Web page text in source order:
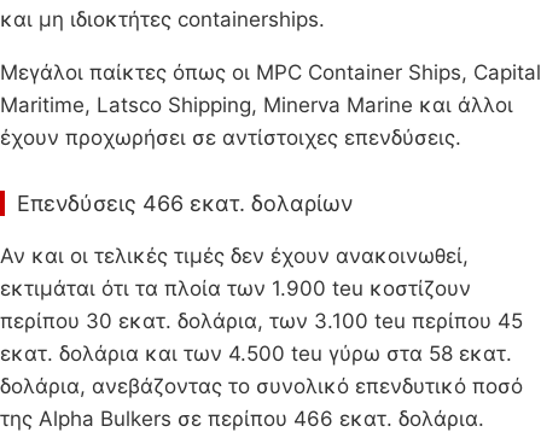
και μη ιδιοκτήτες containerships.
Μεγάλοι παίκτες όπως οι MPC Container Ships, Capital
Maritime, Latsco Shipping, Minerva Marine και άλλοι
έχουν προχωρήσει σε αντίστοιχες επενδύσεις.
Επενδύσεις 466 εκατ. δολαρίων
Αν και οι τελικές τιμές δεν έχουν ανακοινωθεί,
εκτιμάται ότι τα πλοία των 1.900 teu κοστίζουν
περίπου 30 εκατ. δολάρια, των 3.100 teu περίπου 45
εκατ. δολάρια και των 4.500 teu γύρω στα 58 εκατ.
δολάρια, ανεβάζοντας το συνολικό επενδυτικό ποσό
της Alpha Bulkers σε περίπου 466 εκατ. δολάρια.